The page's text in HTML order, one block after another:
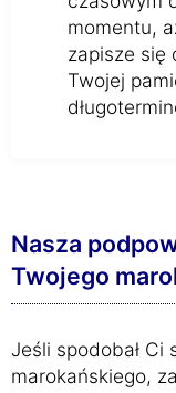
momentu,
zapisze się
Twojej
Nasza
Twojego
Jeśli spodobał Ci
marokańskiego,